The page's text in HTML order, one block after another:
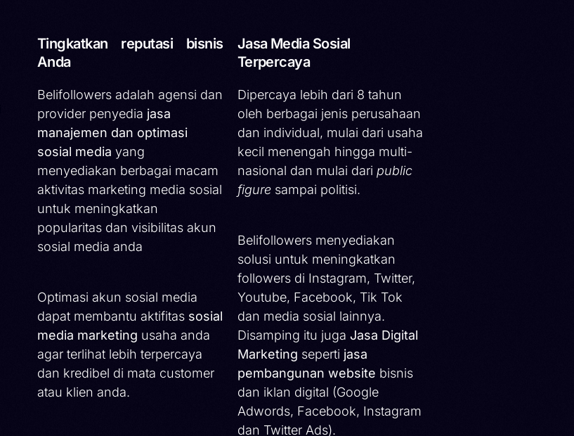
Tingkatkan reputasi bisnis
Anda
Belifollowers adalah agensi dan
provider penyedia jasa
manajemen dan optimasi
sosial media yang
menyediakan berbagai macam
aktivitas marketing media sosial
untuk meningkatkan
popularitas dan visibilitas akun
sosial media anda
Optimasi akun sosial media
dapat membantu aktifitas sosial
media marketing usaha anda
agar terlihat lebih terpercaya
dan kredibel di mata customer
atau klien anda.
Jasa Media Sosial
Terpercaya
Dipercaya lebih dari 8 tahun
oleh berbagai jenis perusahaan
dan individual, mulai dari usaha
kecil menengah hingga multi-
nasional dan mulai dari public
figuresampai politisi.
Belifollowers menyediakan
solusi untuk meningkatkan
followers di Instagram, Twitter,
Youtube, Facebook, Tik Tok
dan media sosial lainnya.
Disamping itu juga Jasa Digital
Marketing seperti jasa
pembangunan website bisnis
dan iklan digital (Google
Adwords, Facebook, Instagram
dan Twitter Ads).